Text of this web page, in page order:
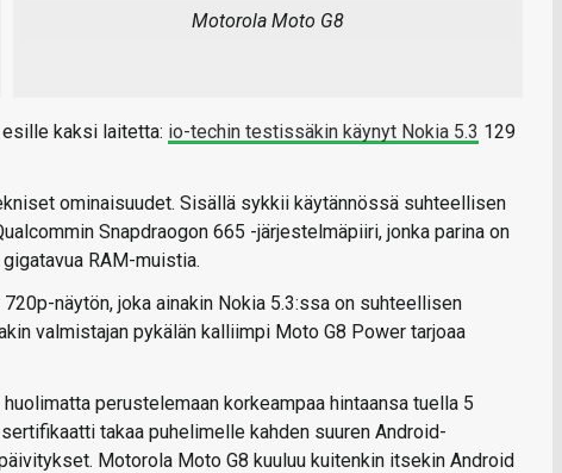
Motorola Moto G8
kaksi laitetta: io-techin testissäkin käynyt Nokia 5.3 129
ominaisuudet. Sisällä sykkii käytännössä suhteellisen
Snapdraogon 665 -järjestelmäpiiri, jonka parina on
RAM-muistia.
näytön, joka ainakin Nokia 5.3:ssa on suhteellisen
valmistajan pykälän kalliimpi Moto G8 Power tarjoaa
perustelemaan korkeampaa hintaansa tuella 5
takaa puhelimelle kahden suuren Android-
Motorola Moto G8 kuuluu kuitenkin itsekin Android